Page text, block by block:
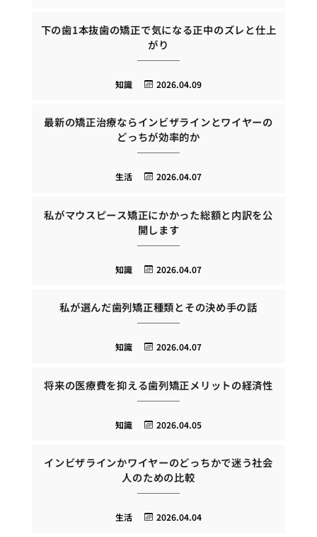
下の歯1本抜歯の矯正で気になる正中のズレと仕上
がり
2026.04.09
知識
最新の矯正治療ならインビザラインとワイヤーの
どっちが効率的か
2026.04.07
生活
私がマウスピース矯正にかかった総額と内訳を公
開します
2026.04.07
知識
私が選んだ歯列矯正種類とその決め手の話
2026.04.07
知識
将来の医療費を抑える歯列矯正メリットの経済性
2026.04.05
知識
インビザラインかワイヤーのどっちかで迷う社会
人のための比較
2026.04.04
生活